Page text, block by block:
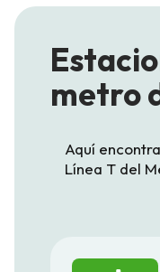
metro
Aquí
Línea T del